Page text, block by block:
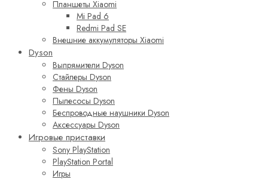
Планшеты Xiaomi
Mi Pad 6
Redmi Pad SE
Внешние аккумуляторы Xiaomi
Dyson
Выпрямители Dyson
Стайлеры Dyson
Фены Dyson
Пылесосы Dyson
Беспроводные наушники Dyson
Аксессуары Dyson
Игровые приставки
Sony PlayStation
PlayStation Portal
Игры